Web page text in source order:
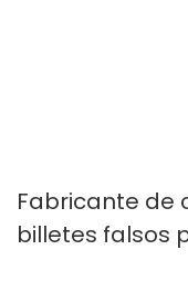
Fabricante de
billetes falsos